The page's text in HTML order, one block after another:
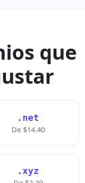
que
.net
De $14.40
.xyz